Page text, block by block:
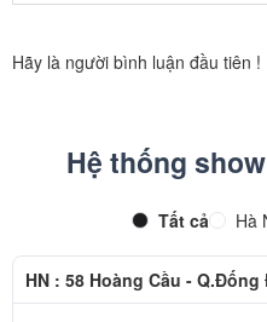
iPhone XR có kiểu dáng đẹp
Hãy là người bình luận đầu tiên !
Hệ thống
Tất cả Hà
HN : 58 Hoàng Cầu - Q.Đống